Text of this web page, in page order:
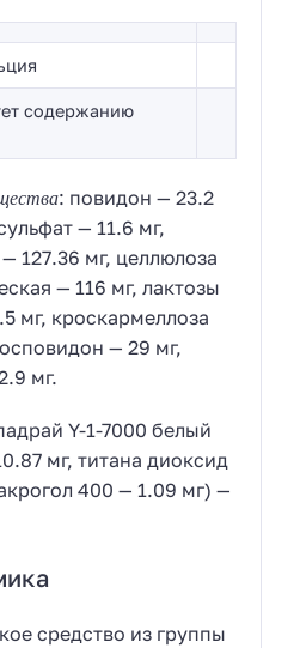
содержанию
: повидон — 23.2
— 11.6 мг,
127.36 мг, целлюлоза
— 116 мг, лактозы
мг, кроскармеллоза
— 29 мг,
мг.
Y-1-7000 белый
мг, титана диоксид
400 — 1.09 мг) —
средство из группы